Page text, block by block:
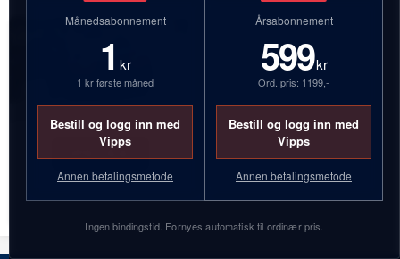
Månedsabonnement
1 kr
1 kr første måned
Bestill og logg inn med
Vipps
Annen betalingsmetode
Årsabonnement
599kr
Ord. pris: 1199,-
Bestill og logg inn med
Vipps
Annen betalingsmetode
Ingen bindingstid. Fornyes automatisk til ordinær pris.
DP67880